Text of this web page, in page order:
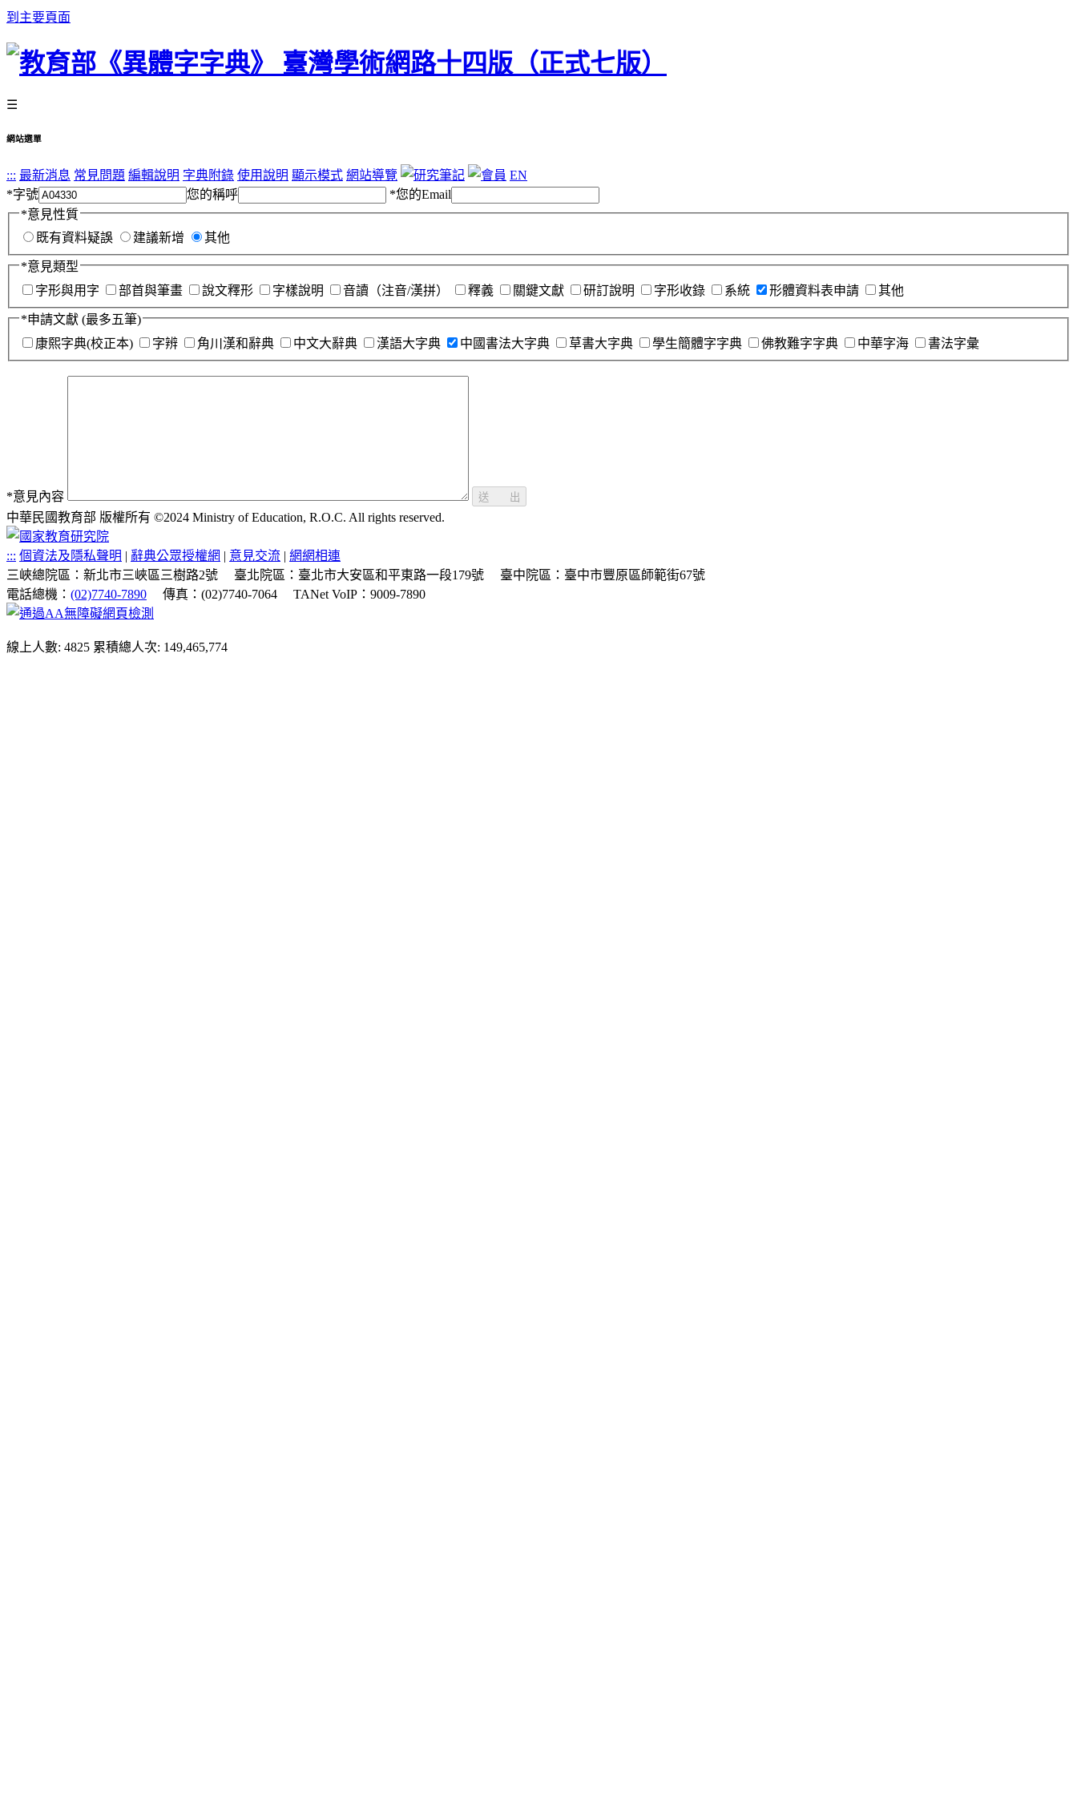
到主要頁面
☰
網站選單
::: 最新消息 常見問題 編輯說明 字典附錄 使用說明 顯示模式 網站導覽
EN
*字號 您的稱呼 *您的Email
*意見性質
既有資料疑誤
建議新增 其他
*意見類型
字形與用字
部首與筆畫 說文釋形 字樣說明 音讀（注音/漢拼） 釋義 關鍵文獻 研訂說明 字形收錄 系統 形體資料表申請 其他
*申請文獻 (最多五筆)
康熙字典(校正本)
字辨 角川漢和辭典 中文大辭典 漢語大字典 中國書法大字典 草書大字典 學生簡體字字典 佛教難字字典 中華字海 書法字彙
*意見內容 送 出
中華民國教育部 版權所有 ©2024 Ministry of Education, R.O.C. All rights reserved.
::: 個資法及隱私聲明 | 辭典公眾授權網 | 意見交流 | 網網相連
三峽總院區：新北市三峽區三樹路2號
臺北院區：臺北市大安區和平東路一段179號
臺中院區：臺中市豐原區師範街67號
電話總機： (02)7740-7890 傳真：(02)7740-7064 TANet VoIP：9009-7890
線上人數: 4825 累積總人次: 149,465,774